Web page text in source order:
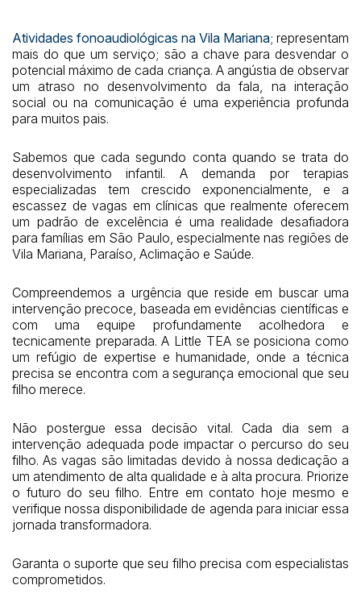
Atividades fonoaudiológicas na Vila Mariana; representam
mais do que um serviço; são a chave para desvendar o
potencial máximo de cada criança. A angústia de observar
um atraso no desenvolvimento da fala, na interação
social ou na comunicação é uma experiência profunda
para muitos pais.
Sabemos que cada segundo conta quando se trata do
desenvolvimento infantil. A demanda por terapias
especializadas tem crescido exponencialmente, e a
escassez de vagas em clínicas que realmente oferecem
um padrão de excelência é uma realidade desafiadora
para famílias em São Paulo, especialmente nas regiões de
Vila Mariana, Paraíso, Aclimação e Saúde.
Compreendemos a urgência que reside em buscar uma
intervenção precoce, baseada em evidências científicas e
com uma equipe profundamente acolhedora e
tecnicamente preparada. A Little TEA se posiciona como
um refúgio de expertise e humanidade, onde a técnica
precisa se encontra com a segurança emocional que seu
filho merece.
Não postergue essa decisão vital. Cada dia sem a
intervenção adequada pode impactar o percurso do seu
filho. As vagas são limitadas devido à nossa dedicação a
um atendimento de alta qualidade e à alta procura. Priorize
o futuro do seu filho. Entre em contato hoje mesmo e
verifique nossa disponibilidade de agenda para iniciar essa
jornada transformadora.
Garanta o suporte que seu filho precisa com especialistas
comprometidos.